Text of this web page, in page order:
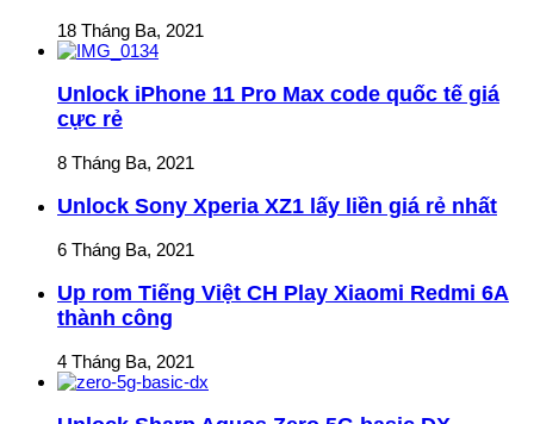
18 Tháng Ba, 2021
Unlock iPhone 11 Pro Max code quốc tế giá
cực rẻ
8 Tháng Ba, 2021
Unlock Sony Xperia XZ1 lấy liền giá rẻ nhất
6 Tháng Ba, 2021
Up rom Tiếng Việt CH Play Xiaomi Redmi 6A
thành công
4 Tháng Ba, 2021